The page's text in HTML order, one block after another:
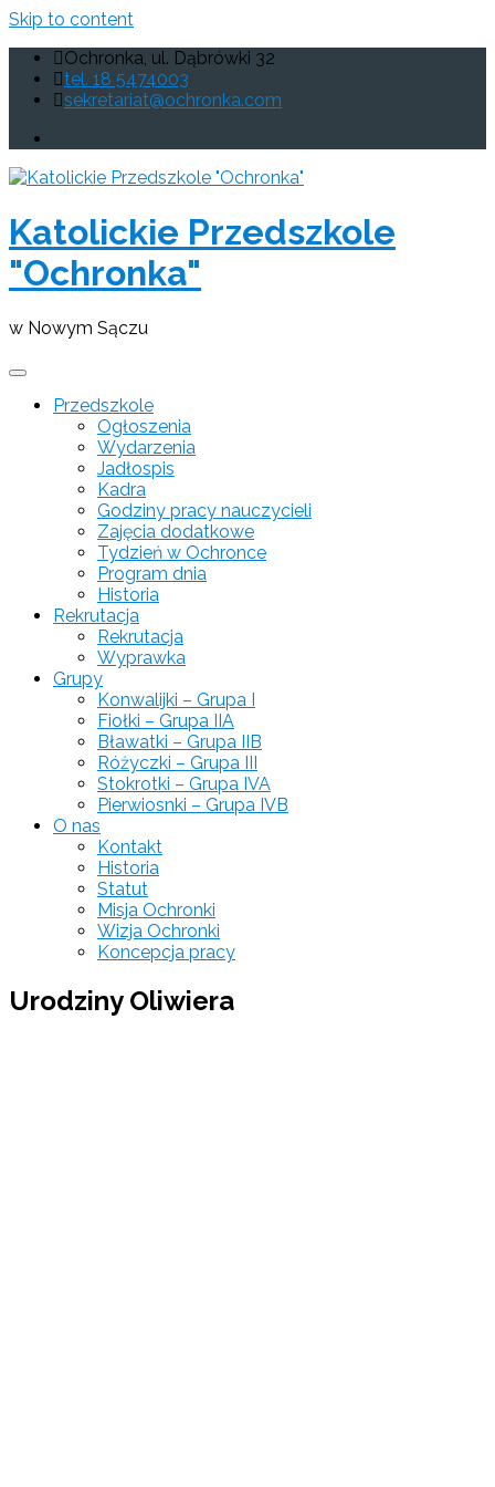
Skip to content
Ochronka, ul. Dąbrówki 32
tel. 18 5474003
sekretariat@ochronka.com
Katolickie Przedszkole
"Ochronka"
w Nowym Sączu
Przedszkole
Ogłoszenia
Wydarzenia
Jadłospis
Kadra
Godziny pracy nauczycieli
Zajęcia dodatkowe
Tydzień w Ochronce
Program dnia
Historia
Rekrutacja
Rekrutacja
Wyprawka
Grupy
Konwalijki – Grupa I
Fiołki – Grupa IIA
Bławatki – Grupa IIB
Różyczki – Grupa III
Stokrotki – Grupa IVA
Pierwiosnki – Grupa IVB
O nas
Kontakt
Historia
Statut
Misja Ochronki
Wizja Ochronki
Koncepcja pracy
Urodziny Oliwiera